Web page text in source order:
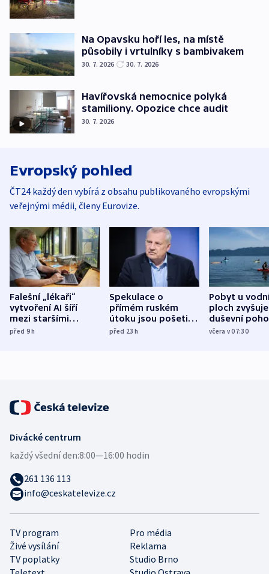
Na Opavsku hoří les, na místě
působily i vrtulníky s bambivakem
30. 7. 2026 30. 7. 2026
Havířovská nemocnice polyká
stamiliony. Opozice chce audit
30. 7. 2026
Evropský pohled
ČT24 každý den vybírá z obsahu publikovaného evropskými
veřejnými médii, členy Eurovize.
Falešní „lékaři“
vytvoření AI šíří
mezi staršími
Poláky nebezpečné
před 9h
Spekulace o
přímém ruském
útoku jsou pošetilé,
míní estonský
před 23h
Pobyt u
ploch zvyšuje
duševní
ukázala
včera v 07:30
TV program
Pro média
Živé vysílání
Reklama
TV poplatky
Studio Brno
Divácké centrum
každý všední den:8:00—16:00 hodin
261 136 113
info@ceskatelevize.cz